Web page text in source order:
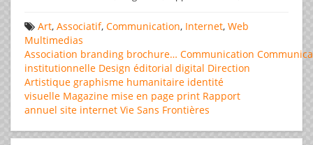
Art, Associatif, Communication, Internet, Web
Multimedias
Association branding brochure… Communication
institutionnelle Design éditorial digital Direction
Artistique graphisme humanitaire identité
visuelle Magazine mise en page print Rapport
annuel site internet Vie Sans Frontières